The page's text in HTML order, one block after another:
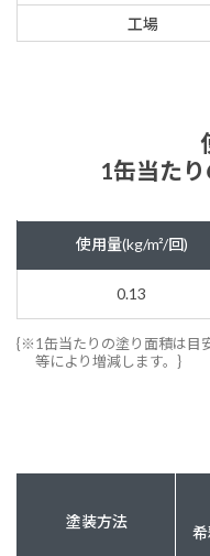
工場
1缶当たり
使用量(kg/m²/回)
0.13
{※1缶当たりの塗り面積は目
等により増減します。}
塗装方法
希